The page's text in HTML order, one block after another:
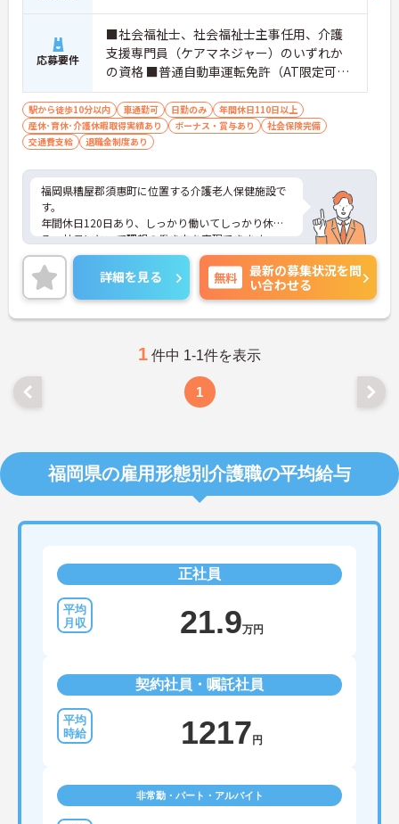
応募要件
■社会福祉士、社会福祉士主事任用、介護
支援専門員（ケアマネジャー）のいずれか
の資格 ■普通自動車運転免許（AT限定可）
必須 ■支援相談員経験者であれば尚可
駅から徒歩10分以内 車通勤可 日勤のみ
年間休日110日以上
産休･育休･介護休暇取得実績あり
ボーナス・賞与あり
社会保険完備
交通費支給
退職金制度あり
福岡県糟屋郡須惠町に位置する介護老人保健施設で
す。
年間休日120日あり、しっかり働いてしっかり休め
る、社員にとって理想の働き方を実現できます。
固定のお休みがあるのでプライベートの予定も立て
やすい環境です。
ご興味をお持ちの方はお気軽にお問い合わせくださ
い。
詳細を見る 無料
最新の募集状況を問
い合わせる
1 件中 1-1件を表示
1
福岡県の雇用形態別介護職の平均給与
正社員
21.9万円
契約社員・嘱託社員
1217 円
非常勤・パート・アルバイト